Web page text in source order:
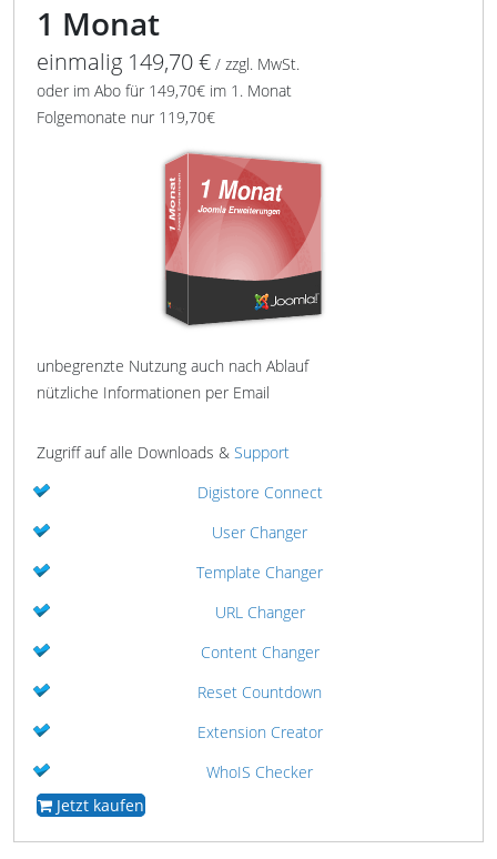
1 Monat
einmalig 149,70 € / zzgl. MwSt.
oder im Abo für 149,70€ im 1. Monat
Folgemonate nur 119,70€
unbegrenzte Nutzung auch nach Ablauf
nützliche Informationen per Email
Zugriff auf alle Downloads & Support
Digistore Connect
User Changer
Template Changer
URL Changer
Content Changer
Reset Countdown
Extension Creator
WhoIS Checker
Jetzt kaufen